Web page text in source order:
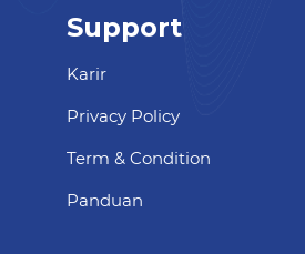
Support
Karir
Privacy Policy
Term & Condition
Panduan